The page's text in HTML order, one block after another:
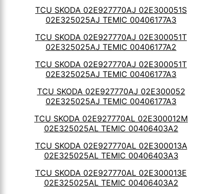
TCU SKODA 02E927770AJ 02E300051S
02E325025AJ TEMIC 00406177A3
TCU SKODA 02E927770AJ 02E300051T
02E325025AJ TEMIC 00406177A2
TCU SKODA 02E927770AJ 02E300051T
02E325025AJ TEMIC 00406177A3
TCU SKODA 02E927770AJ 02E300052
02E325025AJ TEMIC 00406177A3
TCU SKODA 02E927770AL 02E300012M
02E325025AL TEMIC 00406403A2
TCU SKODA 02E927770AL 02E300013A
02E325025AL TEMIC 00406403A3
TCU SKODA 02E927770AL 02E300013E
02E325025AL TEMIC 00406403A2